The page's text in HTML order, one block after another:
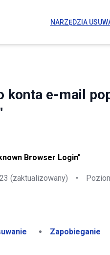
NARZĘDZIA
konta e-mail
Browser Login"
(zaktualizowany) •
Zapobieganie